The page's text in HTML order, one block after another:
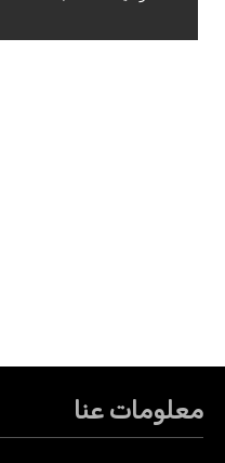
معلومات عنا